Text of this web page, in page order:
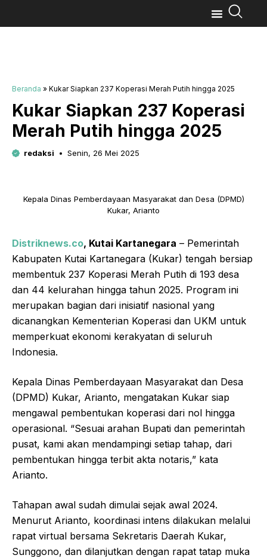
Beranda » Kukar Siapkan 237 Koperasi Merah Putih hingga 2025
Kukar Siapkan 237 Koperasi
Merah Putih hingga 2025
redaksi Senin, 26 Mei 2025
Kepala Dinas Pemberdayaan Masyarakat dan Desa (DPMD)
Kukar, Arianto
Distriknews.co, Kutai Kartanegara – Pemerintah
Kabupaten Kutai Kartanegara (Kukar) tengah bersiap
membentuk 237 Koperasi Merah Putih di 193 desa
dan 44 kelurahan hingga tahun 2025. Program ini
merupakan bagian dari inisiatif nasional yang
dicanangkan Kementerian Koperasi dan UKM untuk
memperkuat ekonomi kerakyatan di seluruh
Indonesia.
Kepala Dinas Pemberdayaan Masyarakat dan Desa
(DPMD) Kukar, Arianto, mengatakan Kukar siap
mengawal pembentukan koperasi dari nol hingga
operasional. “Sesuai arahan Bupati dan pemerintah
pusat, kami akan mendampingi setiap tahap, dari
pembentukan hingga terbit akta notaris,” kata
Arianto.
Tahapan awal sudah dimulai sejak awal 2024.
Menurut Arianto, koordinasi intens dilakukan melalui
rapat virtual bersama Sekretaris Daerah Kukar,
Sunggono, dan dilanjutkan dengan rapat tatap muka